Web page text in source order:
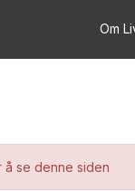
Om
se denne siden